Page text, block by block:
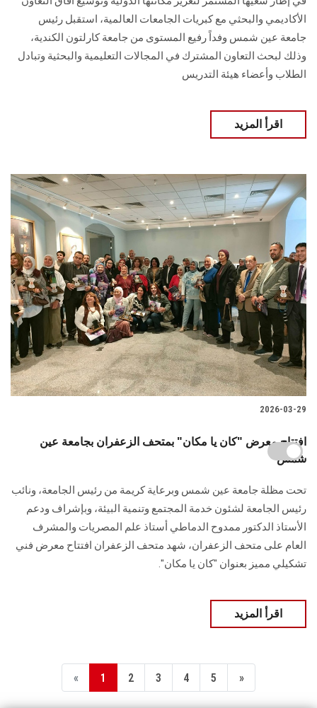
الأكاديمي والبحثي مع كبريات الجامعات العالمية، استقبل رئيس
جامعة عين شمس وفداً رفيع المستوى من جامعة كارلتون الكندية،
وذلك لبحث التعاون المشترك في المجالات التعليمية والبحثية وتبادل
الطلاب وأعضاء هيئة التدريس
اقرأ المزيد
2026-03-29
افتتاح معرض "كان يا مكان" بمتحف الزعفران بجامعة عين
شمس
تحت مظلة جامعة عين شمس وبرعاية كريمة من رئيس الجامعة، ونائب
رئيس الجامعة لشئون خدمة المجتمع وتنمية البيئة، وبإشراف ودعم
الأستاذ الدكتور ممدوح الدماطي أستاذ علم المصريات والمشرف
العام على متحف الزعفران، شهد متحف الزعفران افتتاح معرض فني
تشكيلي مميز بعنوان "كان يا مكان".
اقرأ المزيد
« 1 2 3 4 5 »